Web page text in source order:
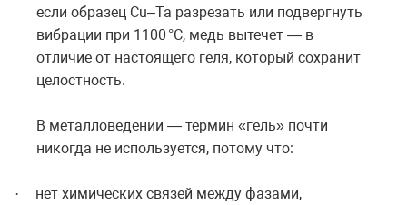
если образец Cu–Ta разрезать или подвергнуть
вибрации при 1100 °C, медь вытечет — в
отличие от настоящего геля, который сохранит
целостность.
В металловедении — термин «гель» почти
никогда не используется, потому что:
· нет химических связей между фазами,